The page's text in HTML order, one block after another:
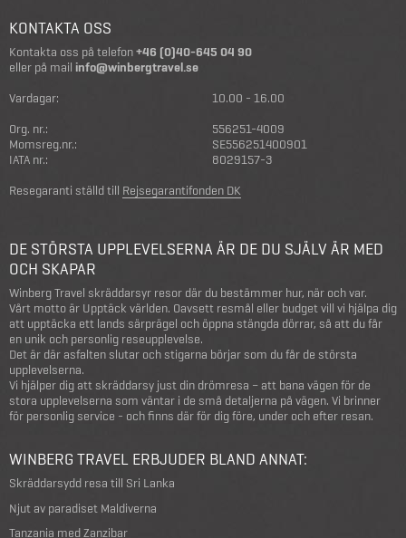
KONTAKTA OSS
Kontakta oss på telefon+46 (0)40-645 04 90
eller på mail info@winbergtravel.se
Vardagar:
10.00 - 16.00
Org. nr.:
556251-4009
Momsreg.nr.:
SE556251400901
IATA nr.:
8029157-3
Resegaranti ställd till Rejsegarantifonden DK
DE STÖRSTA UPPLEVELSERNA ÄR DE DU SJÄLV ÄR MED
OCH SKAPAR
Winberg Travel skräddarsyr resor där du bestämmer hur, när och var.
Vårt motto är Upptäck världen. Oavsett resmål eller budget vill vi hjälpa dig
att upptäcka ett lands särprägel och öppna stängda dörrar, så att du får
en unik och personlig reseupplevelse.
Det är där asfalten slutar och stigarna börjar som du får de största
upplevelserna.
Vi hjälper dig att skräddarsy just din drömresa – att bana vägen för de
stora upplevelserna som väntar i de små detaljerna på vägen. Vi brinner
för personlig service - och finns där för dig före, under och efter resan.
WINBERG TRAVEL ERBJUDER BLAND ANNAT:
Skräddarsydd resa till Sri Lanka
Njut av paradiset Maldiverna
Tanzania med Zanzibar